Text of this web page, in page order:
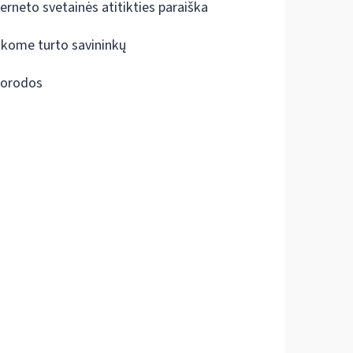
svetainės atitikties paraiška
turto savininkų